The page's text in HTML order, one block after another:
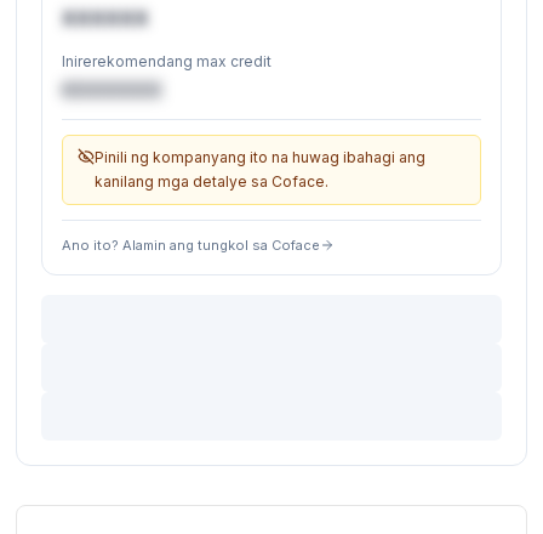
XXXXXX
Inirerekomendang max credit
€XXXXXX
Pinili ng kompanyang ito na huwag ibahagi ang
kanilang mga detalye sa Coface.
Ano ito? Alamin ang tungkol sa Coface